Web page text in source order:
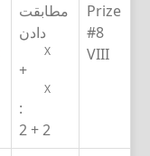
Prize
#8
VIII
مطابقت
دادن
X
+
X
:
2 + 2